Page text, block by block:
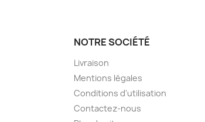
NOTRE SOCIÉTÉ
Livraison
Mentions légales
Conditions d'utilisation
Contactez-nous